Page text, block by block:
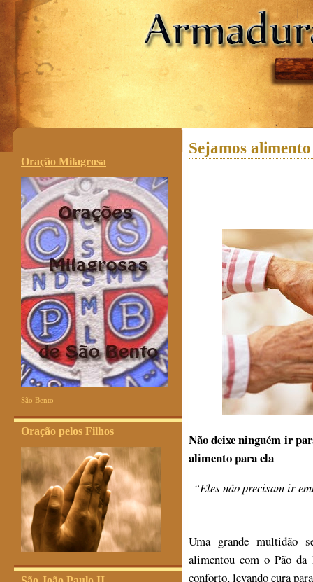
.
Oração Milagrosa
São Bento
Oração pelos Filhos
Sejamos
Não deixe ninguém ir
alimento para ela
“Eles não precisam ir
Uma grande multidão
alimentou com o Pão da
conforto, levando cura